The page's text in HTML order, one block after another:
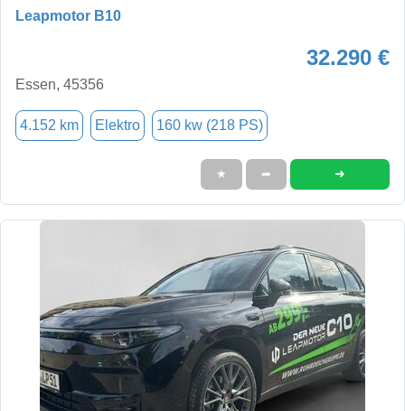
Leapmotor B10
32.290 €
Essen, 45356
4.152 km Elektro 160 kw (218 PS)
★ ➦ ➜